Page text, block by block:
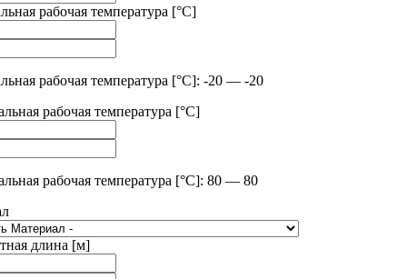
рабочая температура [°C]
рабочая температура [°C]: -20 — -20
рабочая температура [°C]
рабочая температура [°C]: 80 — 80
длина [м]